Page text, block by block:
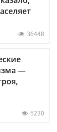
36448
—
5230